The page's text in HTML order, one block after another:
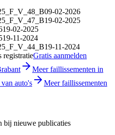
09-02-2026
19-02-2025
19-02-2025
19-11-2024
19-11-2024
registratieGratis aanmelden
Meer faillissementen in
auto's
Meer faillissementen
bij nieuwe publicaties